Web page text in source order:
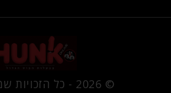
© 2026 - כל הזכויות שמורות.